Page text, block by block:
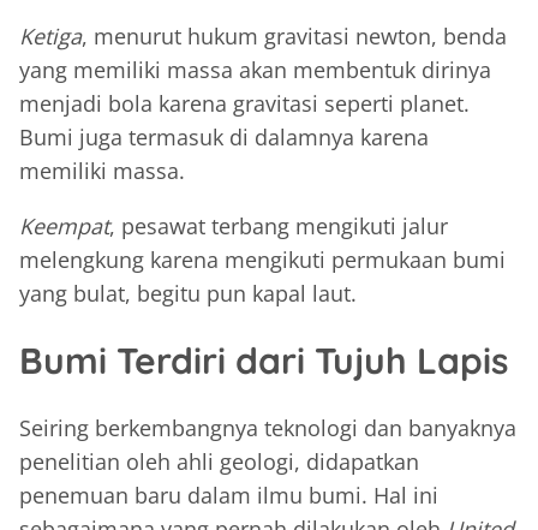
Ketiga, menurut hukum gravitasi newton, benda
yang memiliki massa akan membentuk dirinya
menjadi bola karena gravitasi seperti planet.
Bumi juga termasuk di dalamnya karena
memiliki massa.
Keempat, pesawat terbang mengikuti jalur
melengkung karena mengikuti permukaan bumi
yang bulat, begitu pun kapal laut.
Bumi Terdiri dari Tujuh Lapis
Seiring berkembangnya teknologi dan banyaknya
penelitian oleh ahli geologi, didapatkan
penemuan baru dalam ilmu bumi. Hal ini